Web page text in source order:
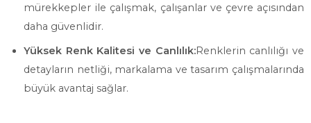
mürekkepler ile çalışmak, çalışanlar ve çevre açısından
daha güvenlidir.
Yüksek Renk Kalitesi ve Canlılık:Renklerin canlılığı ve
detayların netliği, markalama ve tasarım çalışmalarında
büyük avantaj sağlar.